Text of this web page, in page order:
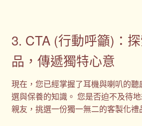
3. CTA (行動呼籲)：
品，傳遞獨特心意
現在，您已經掌握了耳機與喇叭的
選與保養的知識。 您是否迫不及待
親友，挑選一份獨一無二的客製化禮